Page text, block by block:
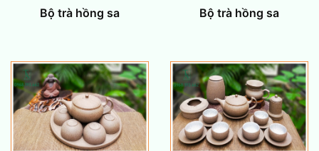
Bộ trà hồng sa Bộ trà hồng sa